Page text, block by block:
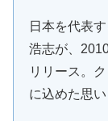
日本を代表
浩志が、
リリース。
に込めた思い